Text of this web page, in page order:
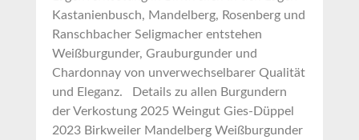
Kastanienbusch, Mandelberg, Rosenberg und
Ranschbacher Seligmacher entstehen
Weißburgunder, Grauburgunder und
Chardonnay von unverwechselbarer Qualität
und Eleganz. Details zu allen Burgundern
der Verkostung 2025 Weingut Gies-Düppel
2023 Birkweiler Mandelberg Weißburgunder